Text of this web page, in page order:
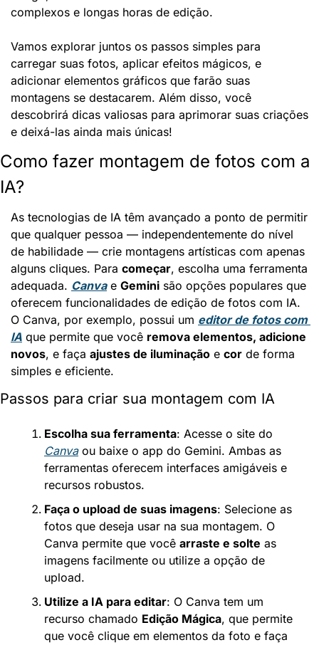
complexos e longas horas de edição.
Vamos explorar juntos os passos simples para
carregar suas fotos, aplicar efeitos mágicos, e
adicionar elementos gráficos que farão suas
montagens se destacarem. Além disso, você
descobrirá dicas valiosas para aprimorar suas criações
e deixá-las ainda mais únicas!
Como fazer montagem de fotos com a
IA?
As tecnologias de IA têm avançado a ponto de permitir
que qualquer pessoa — independentemente do nível
de habilidade — crie montagens artísticas com apenas
alguns cliques. Para começar, escolha uma ferramenta
adequada. Canva e Gemini são opções populares que
oferecem funcionalidades de edição de fotos com IA.
O Canva, por exemplo, possui um editor de fotos com
IA que permite que você remova elementos, adicione
novos, e faça ajustes de iluminação e cor de forma
simples e eficiente.
Passos para criar sua montagem com IA
Escolha sua ferramenta
Canva ou baixe o app do Gemini. Ambas as
ferramentas oferecem interfaces amigáveis e
recursos robustos.
Faça o upload de suas imagens: Selecione as
fotos que deseja usar na sua montagem. O
Canva permite que você arraste e solte as
imagens facilmente ou utilize a opção de
upload.
Utilize a IA para editar: O Canva tem um
recurso chamado Edição Mágica, que permite
que você clique em elementos da foto e faça